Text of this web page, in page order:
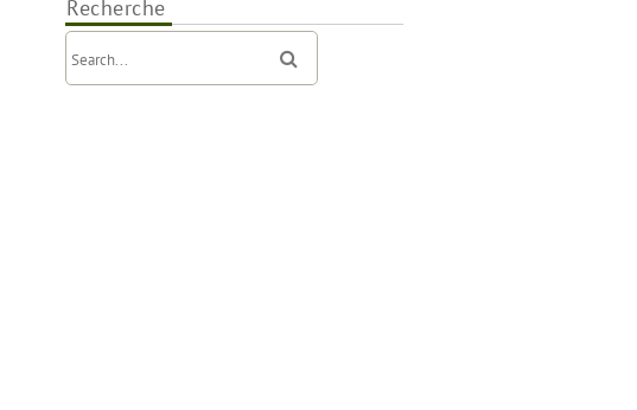
Recherche